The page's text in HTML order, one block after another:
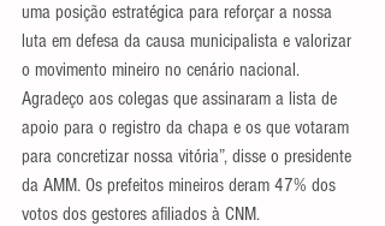
uma posição estratégica para reforçar a nossa
luta em defesa da causa municipalista e valorizar
o movimento mineiro no cenário nacional.
Agradeço aos colegas que assinaram a lista de
apoio para o registro da chapa e os que votaram
para concretizar nossa vitória”, disse o presidente
da AMM. Os prefeitos mineiros deram 47% dos
votos dos gestores afiliados à CNM.